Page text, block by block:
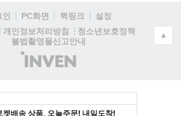
PC화면 퀵링크
설정
개인정보처리방침
청소년보호정책
불법촬영물신고안내
(주)
인
▲